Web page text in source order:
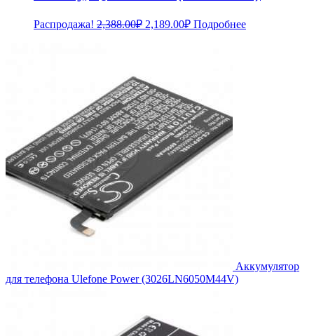
Распродажа! 2,388.00₽ Первоначальная
2,189.00₽Текущая
цена:
Подробнее
Аккумулятор
для телефона Ulefone Power (3026LN6050M44V)